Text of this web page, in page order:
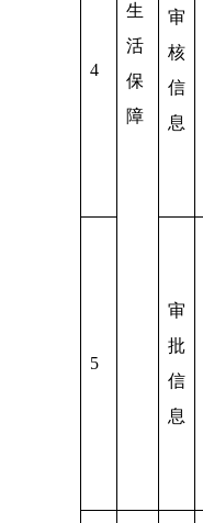
生
活
保
障
4
审
核
信
息
5
审
批
信
息